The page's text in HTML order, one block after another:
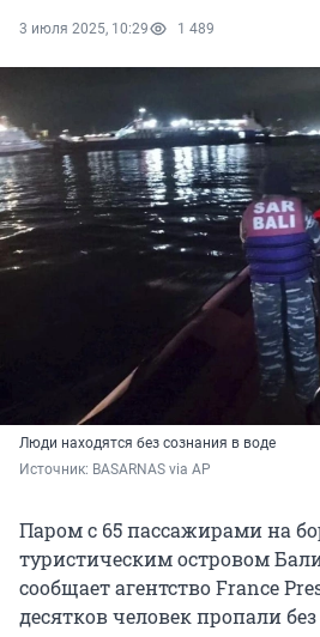
3 июля 2025, 10:29 1 489
Люди находятся без сознания в воде
Источник: BASARNAS via AP
Паром с 65 пассажирами на
туристическим островом
сообщает агентство France
десятков человек пропали без